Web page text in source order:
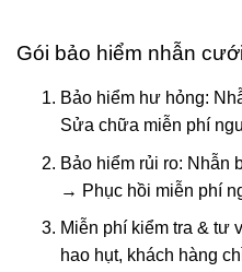
Gói bảo hiểm nhẫn
Bảo hiểm hư hỏng:
Sửa chữa miễn phí
Bảo hiểm rủi ro: Nhẫn
→ Phục hồi miễn phí
Miễn phí kiểm tra & tư
hao hụt, khách hàng